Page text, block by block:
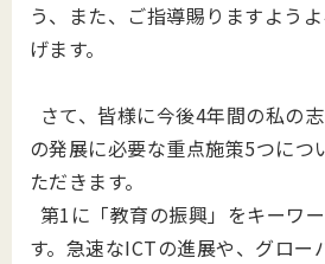
う、また、 ご指導賜りますよう
げます。
さて、皆様に今後4年間の私の
の発展に必要な重点施策5つにつ
ただきます。
第1に「教育の振興」をキーワ
す。急速なICTの進展や、グロー